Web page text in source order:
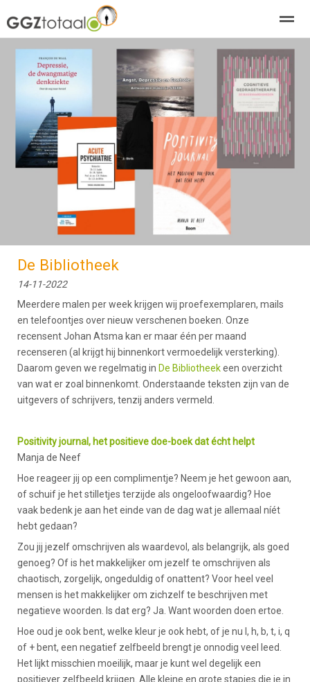
over GGZTotaal abonneren agenda adverteren E-
Home Nieuws Zoeken Pagina's
De Bibliotheek
14-11-2022
Meerdere malen per week krijgen wij proefexemplaren, mails
en telefoontjes over nieuw verschenen boeken. Onze
recensent Johan Atsma kan er maar één per maand
recenseren (al krijgt hij binnenkort vermoedelijk versterking).
Daarom geven we regelmatig in De Bibliotheekeen overzicht
van wat er zoal binnenkomt. Onderstaande teksten zijn van de
uitgevers of schrijvers, tenzij anders vermeld.
Positivity journal, het positieve doe-boek dat écht helpt
Manja de Neef
Hoe reageer jij op een complimentje? Neem je het gewoon aan,
of schuif je het stilletjes terzijde als ongeloofwaardig? Hoe
vaak bedenk je aan het einde van de dag wat je allemaal níét
hebt gedaan?
Zou jij jezelf omschrijven als waardevol, als belangrijk, als goed
genoeg? Of is het makkelijker om jezelf te omschrijven als
chaotisch, zorgelijk, ongeduldig of onattent? Voor heel veel
mensen is het makkelijker om zichzelf te beschrijven met
negatieve woorden. Is dat erg? Ja. Want woorden doen ertoe.
Hoe oud je ook bent, welke kleur je ook hebt, of je nu l, h, b, t, i, q
of + bent, een negatief zelfbeeld brengt je onnodig veel leed.
Het lijkt misschien moeilijk, maar je kunt wel degelijk een
positiever zelfbeeld krijgen. Alle kleine en grote stapjes die je in